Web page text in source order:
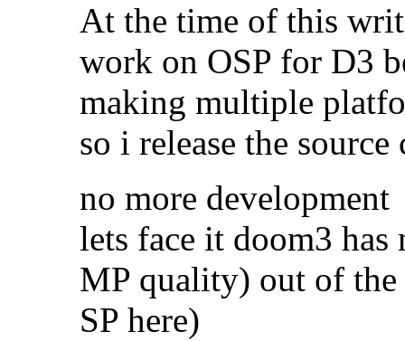
At the time of this
work on OSP for D3
making multiple
so i release the
no more development
lets face it doom3
MP quality) out of
SP here)